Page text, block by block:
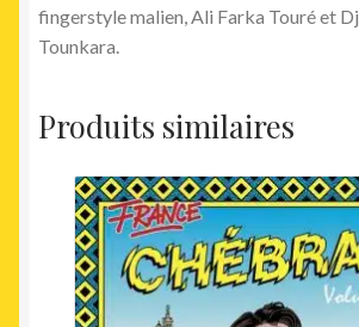
fingerstyle malien, Ali Farka Touré et
Tounkara.
Produits similaires